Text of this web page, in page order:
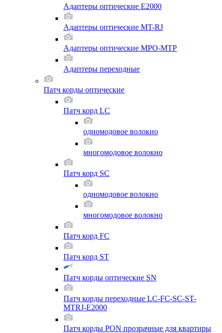
Адаптеры оптические E2000
Адаптеры оптические MT-RJ
Адаптеры оптические MPO-MTP
Адаптеры переходные
Патч корды оптические
Патч корд LC
одномодовое волокно
многомодовое волокно
Патч корд SC
одномодовое волокно
многомодовое волокно
Патч корд FC
Патч корд ST
Патч корды оптические SN
Патч корды переходные LC-FC-SC-ST-
MTRJ-E2000
Патч корды PON прозрачные для квартиры